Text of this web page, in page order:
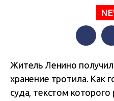
Житель Ленино получил
хранение тротила. Как
суда, текстом которого